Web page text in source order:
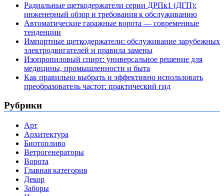
Радиальные щеткодержатели серии ДРПк1 (ДГП):
инженерный обзор и требования к обслуживанию
Автоматические гаражные ворота — современные
тенденции
Импортные щеткодержатели: обслуживание зарубежных
электродвигателей и правила замены
Изопропиловый спирт: универсальное решение для
медицины, промышленности и быта
Как правильно выбрать и эффективно использовать
преобразователь частот: практический гид
Рубрики
Арт
Архитектура
Биотопливо
Ветрогенераторы
Ворота
Главная категория
Декор
Заборы